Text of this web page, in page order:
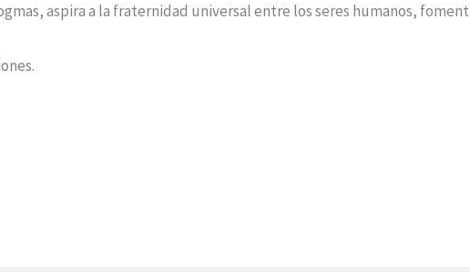
aspira a la fraternidad universal entre los seres humanos,